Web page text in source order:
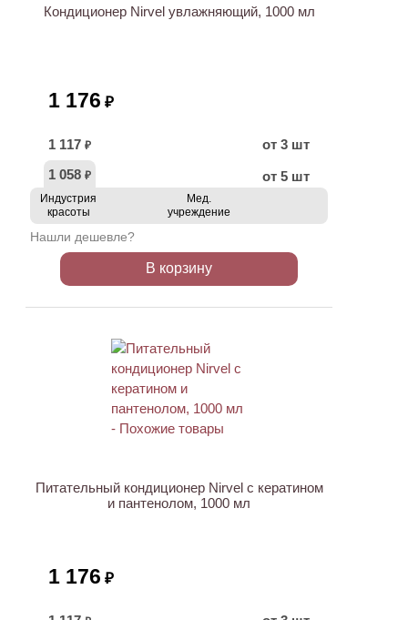
Кондиционер Nirvel увлажняющий, 1000 мл
1 176 ₽
1 117 ₽
от 3 шт
1 058 ₽ от 5 шт
Индустрия
красоты
Мед.
учреждение
Нашли дешевле?
В корзину
Питательный кондиционер Nirvel с кератином
и пантенолом, 1000 мл
1 176 ₽